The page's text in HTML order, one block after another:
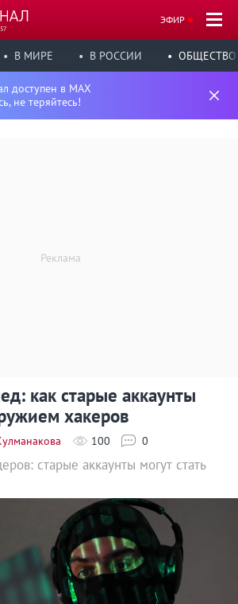
ЭФИР
В МИРЕ В РОССИИ ОБЩЕСТВО
доступен в MAX
не теряйтесь!
как старые аккаунты
хакеров
100 0
старые аккаунты могут стать